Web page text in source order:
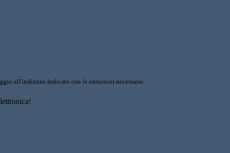
all'indirizzo indicato con le istruzioni necessarie.